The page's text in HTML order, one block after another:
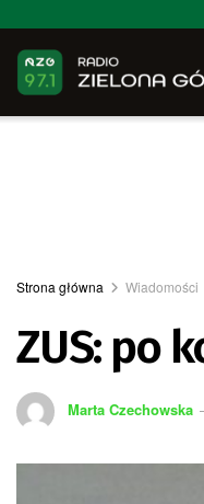
Strona główna Wiadomości
ZUS: po
Marta Czechowska